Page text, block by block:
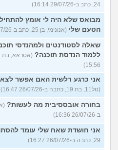
24, כתב ב-29/07/26 16:14)
מבואס שלא היה לי אומץ
הטעם שלי (אנונימי, בן 25, כתב ב-29/07/26 16:05)
שאלה לסטודנטים ולמהנדסי
ללמוד הנדסת תוכנה?
15:56)
אני כרגע רלשית האם אפשר
(טל11, בת 19, כתבה ב-26/07/26 16:47)
בחורה אובססיבית מה לעשות?
ב-26/07/26 16:36)
אני חושדת שאח שלי עומד
29, כתבה ב-26/07/26 16:27)